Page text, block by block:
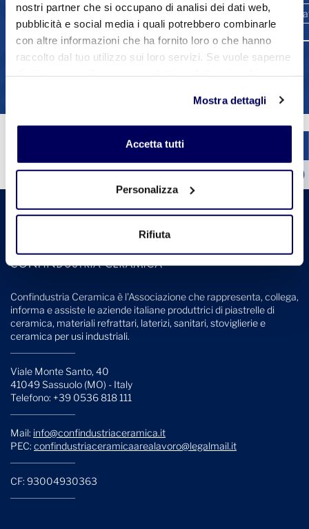
nostri partner che si occupano di analisi dei dati web,
pubblicità e social media i quali potrebbero combinarle
con altre informazioni che ha fornito loro o che hanno
raccolto dal tuo utilizzo sui loro servizi. Se vuole saperne
sul tasto "Accetta tutti". Se non vuole i cookie di
profilazione può negare il consenso sul tasto "Rifiuta".
Mostra dettagli
Accetta tutti
Personalizza
Rifiuta
Ambiente e sostenibilità Promozione
1 2 3 4
Confindustria Ceramica è l'Associazione che rappresenta, collega,
informa e assiste le aziende italiane produttrici di piastrelle di
ceramica, materiali refrattari, laterizi, sanitari, stoviglierie e
ceramica per usi industriali.
Viale Monte Santo, 40
41049 Sassuolo (MO) - Italy
Telefono: +39 0536 818 111
Mail: info@confindustriaceramica.it
PEC: confindustriaceramicaarealavoro@legalmail.it
CF: 93004930363